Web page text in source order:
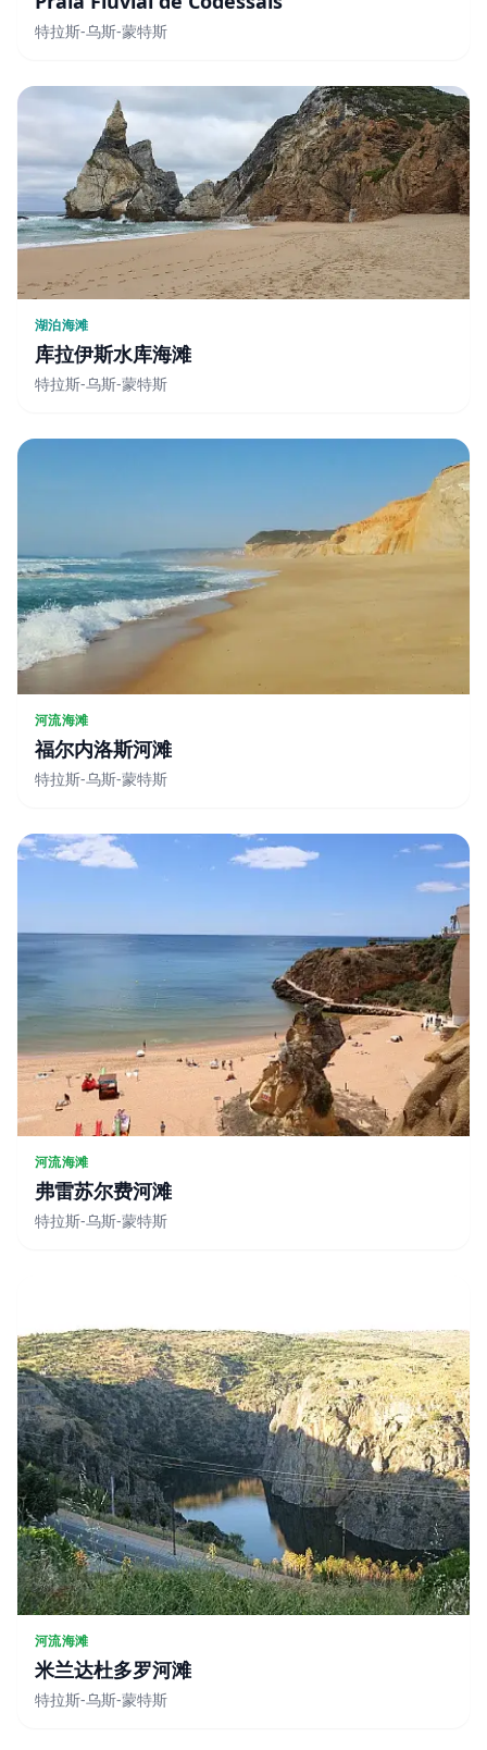
特拉斯-乌斯-蒙特斯
湖泊海滩
库拉伊斯水库海滩
特拉斯-乌斯-蒙特斯
河流海滩
福尔内洛斯河滩
特拉斯-乌斯-蒙特斯
河流海滩
弗雷苏尔费河滩
特拉斯-乌斯-蒙特斯
河流海滩
米兰达杜多罗河滩
特拉斯-乌斯-蒙特斯